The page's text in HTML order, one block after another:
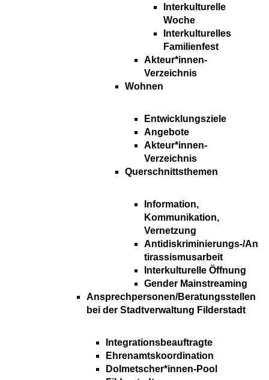
Interkulturelle
Woche
Interkulturelles
Familienfest
Akteur*innen-
Verzeichnis
Wohnen
Entwicklungsziele
Angebote
Akteur*innen-
Verzeichnis
Querschnittsthemen
Information,
Kommunikation,
Vernetzung
Antidiskriminierungs-/An
tirassismusarbeit
Interkulturelle Öffnung
Gender Mainstreaming
Ansprechpersonen/Beratungsstellen
bei der Stadtverwaltung Filderstadt
Integrationsbeauftragte
Ehrenamtskoordination
Dolmetscher*innen-Pool